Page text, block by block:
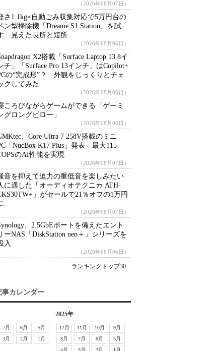
（2026年08月07日）
さ1.1kg×自動ごみ収集対応で5万円台の
ン型掃除機「Dreame S1 Station」を試
見えた長所と短所
（2026年08月06日）
X2搭載「Surface Laptop 13.8イ
チ」「Surface Pro 13インチ」はCopilot+
の“完成形”？ 外観をじっくりとチェ
クしてみた
（2026年08月06日）
ころびながらゲームができる「ゲーミ
グロングピロー」
（2026年08月06日）
、Core Ultra 7 258V搭載のミニ
「NucBox K17 Plus」発表 最大115
のAI性能を実現
（2026年08月07日）
音を抑えて迫力の重低音を楽しみたい
に適した「オーディオテクニカ ATH-
」がセールで21％オフの1万円
（2026年08月07日）
、2.5GbEポートを備えたエント
ーNAS「DiskStation neo＋」シリーズを
入
（2026年08月06日）
ランキングトップ30
事カレンダー
7月 6月
5月
3月 2月 1月
2025年
12月 11月 10月
9月
8月
7月 6月
5月
4月
3月 2月 1月